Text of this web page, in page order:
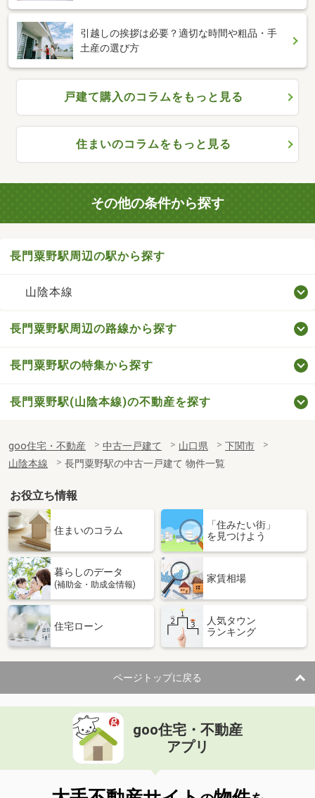
引越しの挨拶は必要？適切な時間や粗品・手
土産の選び方
戸建て購入のコラムをもっと見る
住まいのコラムをもっと見る
その他の条件から探す
長門粟野駅周辺の駅から探す
山陰本線
長門粟野駅周辺の路線から探す
長門粟野駅の特集から探す
長門粟野駅(山陰本線)の不動産を探す
goo住宅・不動産 中古一戸建て 山口県
下関市
山陰本線
長門粟野駅の中古一戸建て 物件一覧
お役立ち情報
住まいのコラム
「住みたい街」
を見つけよう
暮らしのデータ
(補助金・助成金情報)
家賃相場
住宅ローン
人気タウン
ランキング
ページトップに戻る
goo住宅・不動産
アプリ